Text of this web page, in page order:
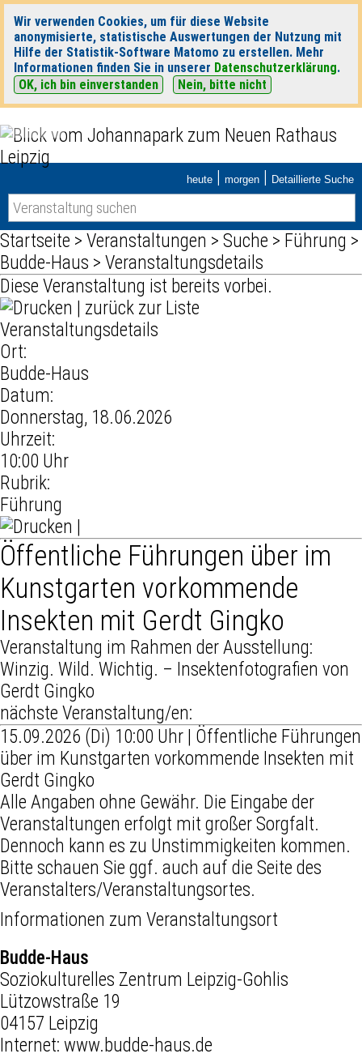
Wir verwenden Cookies, um für diese Website
anonymisierte, statistische Auswertungen der Nutzung mit
Hilfe der Statistik-Software Matomo zu erstellen. Mehr
Informationen finden Sie in unserer Datenschutzerklärung.
OK, ich bin einverstanden
Nein, bitte nicht
heute | morgen | Detaillierte Suche
Startseite > Veranstaltungen > Suche > Führung >
Budde-Haus > Veranstaltungsdetails
Diese Veranstaltung ist bereits vorbei.
zurück zur Liste
Veranstaltungsdetails
Ort:
Budde-Haus
Datum:
Donnerstag, 18.06.2026
Uhrzeit:
10:00 Uhr
Rubrik:
Führung
Öffentliche Führungen über im
Kunstgarten vorkommende
Insekten mit Gerdt Gingko
Veranstaltung im Rahmen der Ausstellung:
Winzig. Wild. Wichtig. – Insektenfotografien von
Gerdt Gingko
nächste Veranstaltung/en:
15.09.2026 (Di) 10:00 Uhr | Öffentliche Führungen
über im Kunstgarten vorkommende Insekten mit
Gerdt Gingko
Alle Angaben ohne Gewähr. Die Eingabe der
Veranstaltungen erfolgt mit großer Sorgfalt.
Dennoch kann es zu Unstimmigkeiten kommen.
Bitte schauen Sie ggf. auch auf die Seite des
Veranstalters/Veranstaltungsortes.
Informationen zum Veranstaltungsort
Budde-Haus
Soziokulturelles Zentrum Leipzig-Gohlis
Lützowstraße 19
04157 Leipzig
Internet: www.budde-haus.de